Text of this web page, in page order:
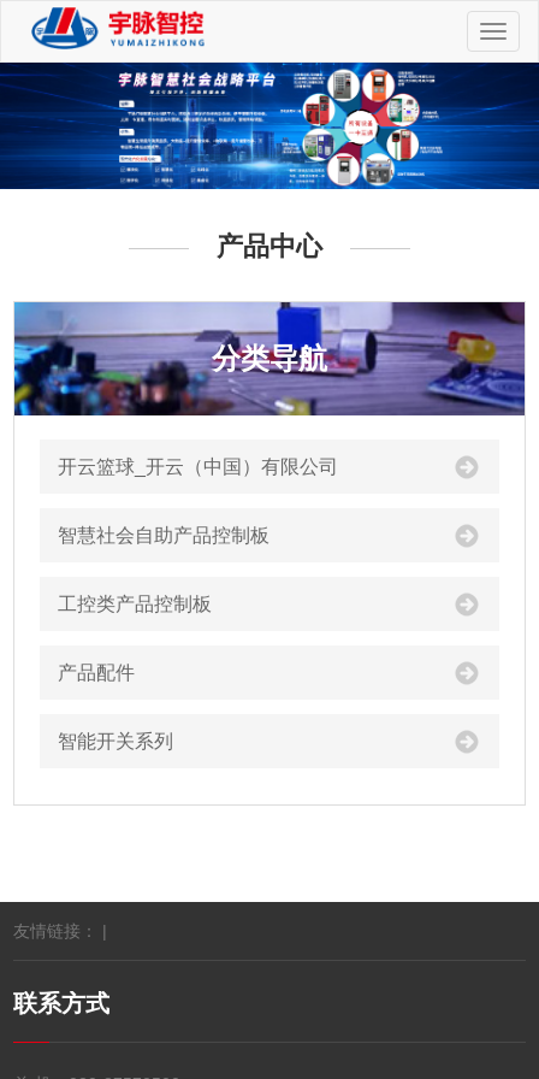
切
换
航
产品中心
分类导航
开云篮球_开云（中国）有限公司
智慧社会自助产品控制板
工控类产品控制板
产品配件
智能开关系列
友情链接： |
联系方式